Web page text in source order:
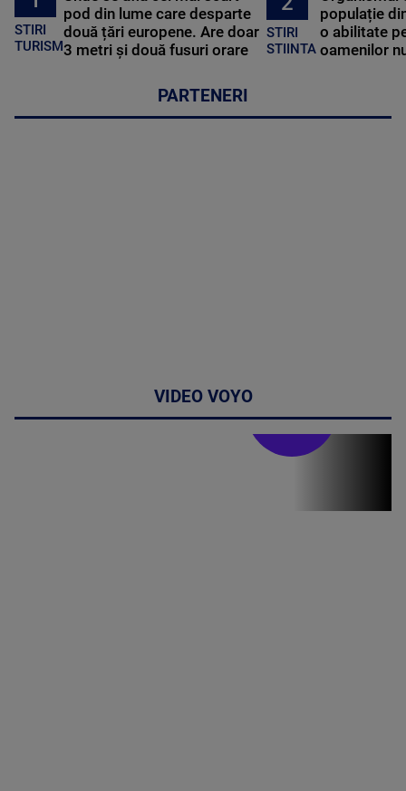
STIRI
TURISM
pod din lume care desparte
două țări europene. Are doar
3 metri și două fusuri orare
STIRI
STIINTA
populație
o abilitate
oamenilor
PARTENERI
VIDEO VOYO
Stirile PRO TV